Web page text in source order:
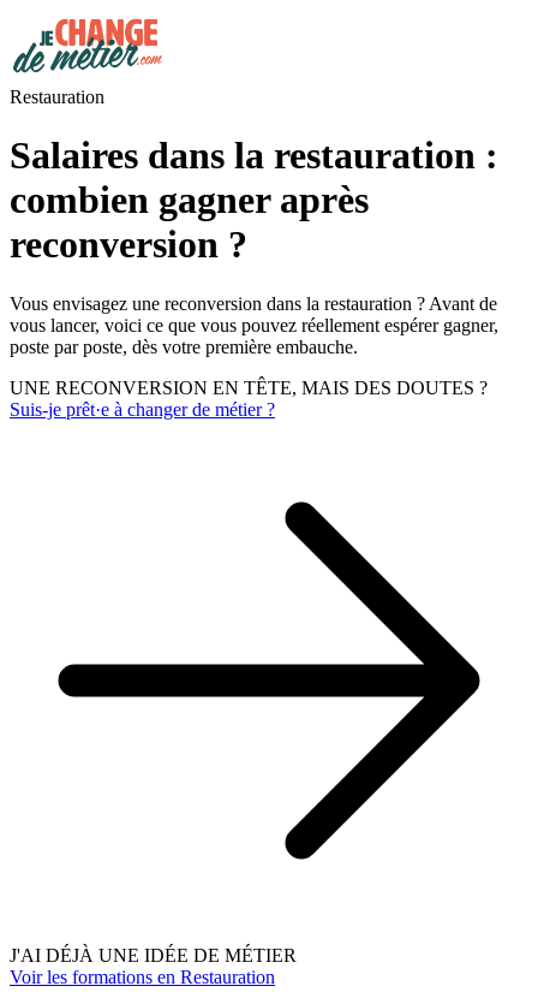
Restauration
Salaires dans la restauration :
combien gagner après
reconversion ?
Vous envisagez une reconversion dans la restauration ? Avant de
vous lancer, voici ce que vous pouvez réellement espérer gagner,
poste par poste, dès votre première embauche.
UNE RECONVERSION EN TÊTE, MAIS DES DOUTES ?
Suis-je prêt·e à changer de métier ?
J'AI DÉJÀ UNE IDÉE DE MÉTIER
Voir les formations en Restauration